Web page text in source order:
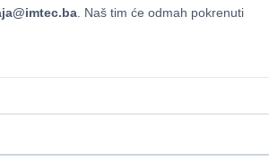
. Naš tim će odmah pokrenuti